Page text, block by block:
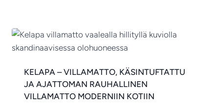
KELAPA – VILLAMATTO, KÄSINTUFTATTU
JA AJATTOMAN RAUHALLINEN
VILLAMATTO MODERNIIN KOTIIN